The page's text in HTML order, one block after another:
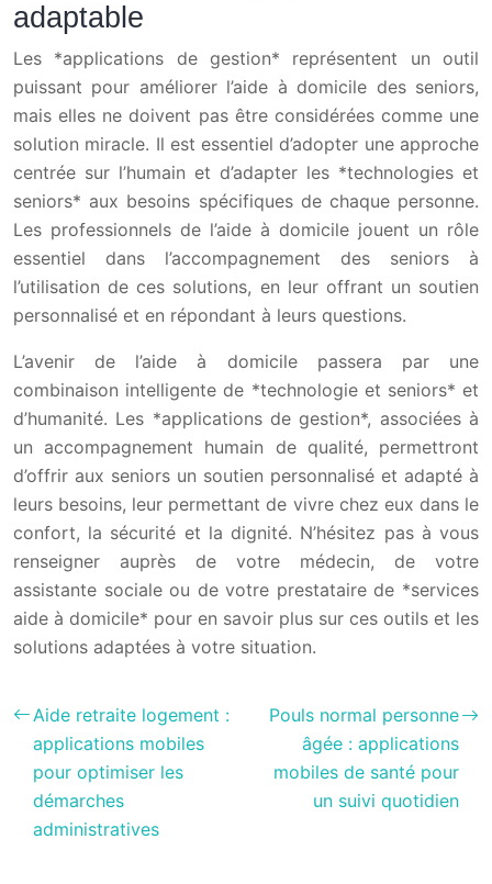
adaptable
Les *applications de gestion* représentent un outil
puissant pour améliorer l’aide à domicile des seniors,
mais elles ne doivent pas être considérées comme une
solution miracle. Il est essentiel d’adopter une approche
centrée sur l’humain et d’adapter les *technologies et
seniors* aux besoins spécifiques de chaque personne.
Les professionnels de l’aide à domicile jouent un rôle
essentiel dans l’accompagnement des seniors à
l’utilisation de ces solutions, en leur offrant un soutien
personnalisé et en répondant à leurs questions.
L’avenir de l’aide à domicile passera par une
combinaison intelligente de *technologie et seniors* et
d’humanité. Les *applications de gestion*, associées à
un accompagnement humain de qualité, permettront
d’offrir aux seniors un soutien personnalisé et adapté à
leurs besoins, leur permettant de vivre chez eux dans le
confort, la sécurité et la dignité. N’hésitez pas à vous
renseigner auprès de votre médecin, de votre
assistante sociale ou de votre prestataire de *services
aide à domicile* pour en savoir plus sur ces outils et les
solutions adaptées à votre situation.
Aide retraite logement :
applications mobiles
pour optimiser les
démarches
administratives
Pouls normal personne
âgée : applications
mobiles de santé pour
un suivi quotidien